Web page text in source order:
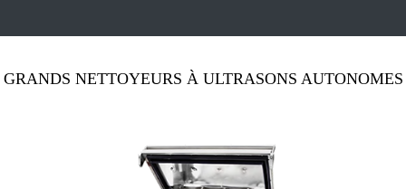
GRANDS NETTOYEURS À ULTRASONS AUTONOMES